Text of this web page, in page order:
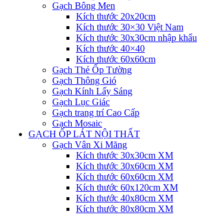
Gạch Bông Men
Kích thước 20x20cm
Kích thước 30×30 Việt Nam
Kích thước 30x30cm nhập khẩu
Kích thước 40×40
Kích thước 60x60cm
Gạch Thẻ Ốp Tường
Gạch Thông Gió
Gạch Kính Lấy Sáng
Gạch Lục Giác
Gạch trang trí Cao Cấp
Gạch Mosaic
GẠCH ỐP LÁT NỘI THẤT
Gạch Vân Xi Măng
Kích thước 30x30cm XM
Kích thước 30x60cm XM
Kích thước 60x60cm XM
Kích thước 60x120cm XM
Kích thước 40x80cm XM
Kích thước 80x80cm XM